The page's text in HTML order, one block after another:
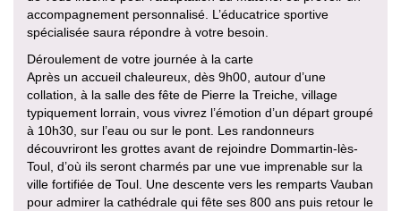
accompagnement personnalisé. L’éducatrice sportive
spécialisée saura répondre à votre besoin.
Déroulement de votre journée à la carte
Après un accueil chaleureux, dès 9h00, autour d’une
collation, à la salle des fête de Pierre la Treiche, village
typiquement lorrain, vous vivrez l’émotion d’un départ groupé
à 10h30, sur l’eau ou sur le pont. Les randonneurs
découvriront les grottes avant de rejoindre Dommartin-lès-
Toul, d’où ils seront charmés par une vue imprenable sur la
ville fortifiée de Toul. Une descente vers les remparts Vauban
pour admirer la cathédrale qui fête ses 800 ans puis retour le